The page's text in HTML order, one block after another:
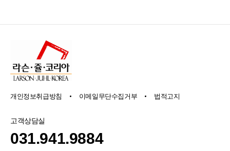
개인정보취급방침 이메일무단수집거부 법적고지
고객상담실
031.941.9884